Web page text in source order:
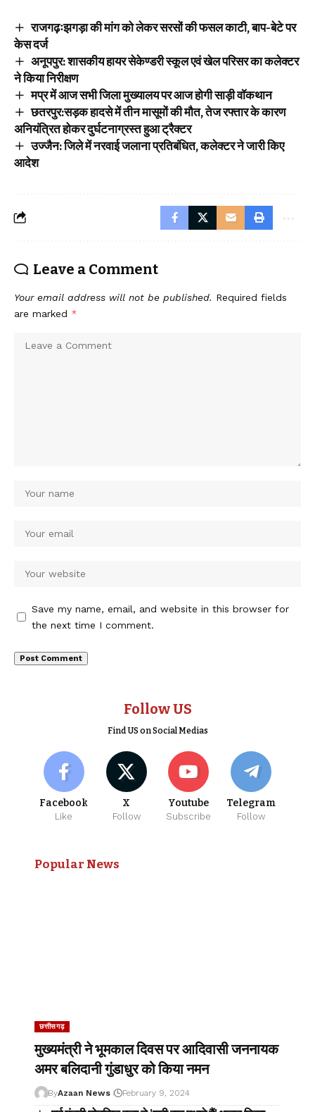
राजगढ़ःझगड़ा की मांग को लेकर सरसों की फसल काटी, बाप-बेटे पर
केस दर्ज
अनूपपुर: शासकीय हायर सेकेण्डरी स्कूल एवं खेल परिसर का कलेक्टर
ने किया निरीक्षण
मप्र में आज सभी जिला मुख्यालय पर आज होगी साड़ी वॉकथान
छतरपुर:सड़क हादसे में तीन मासूमों की मौत, तेज रफ्तार के कारण
अनियंत्रित होकर दुर्घटनाग्रस्त हुआ ट्रैक्टर
उज्जैन: जिले में नरवाई जलाना प्रतिबंधित, कलेक्टर ने जारी किए
आदेश
Leave a Comment
Your email address will not be published. Required fields
are marked *
Save my name, email, and website in this browser for
the next time I comment.
Follow US
Find US on Social Medias
Facebook
Like
X
Follow
Youtube
Subscribe
Telegram
Follow
Popular News
छत्तीसगढ़
मुख्यमंत्री ने भूमकाल दिवस पर आदिवासी जननायक
अमर बलिदानी गुंडाधुर को किया नमन
ByAzaan News February 9, 2024